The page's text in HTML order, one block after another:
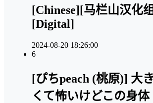
[Chinese][马栏山汉化
[Digital]
2024-08-20 18:26:00
6
[ぴちpeach (桃原)] 大き
くて怖いけどこの身体